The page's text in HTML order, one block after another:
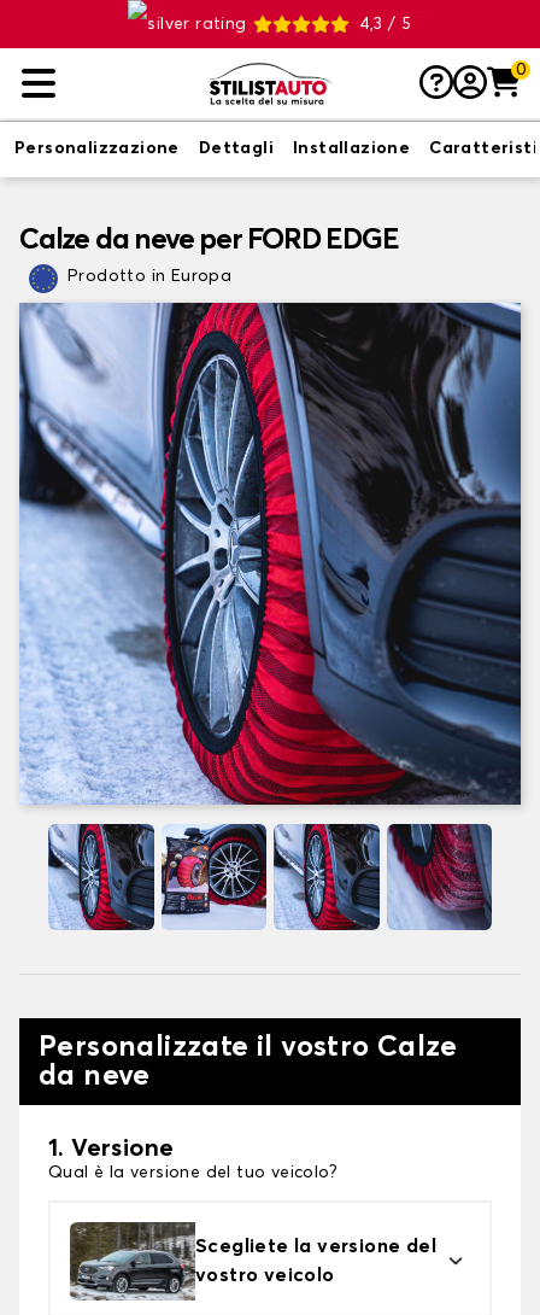
4,3 / 5
0
Personalizzazione Dettagli Installazione
Calze da neve per FORD EDGE
Prodotto in Europa
Personalizzate il vostro Calze
da neve
1. Versione
Qual è la versione del tuo veicolo?
Scegliete la versione del
vostro veicolo